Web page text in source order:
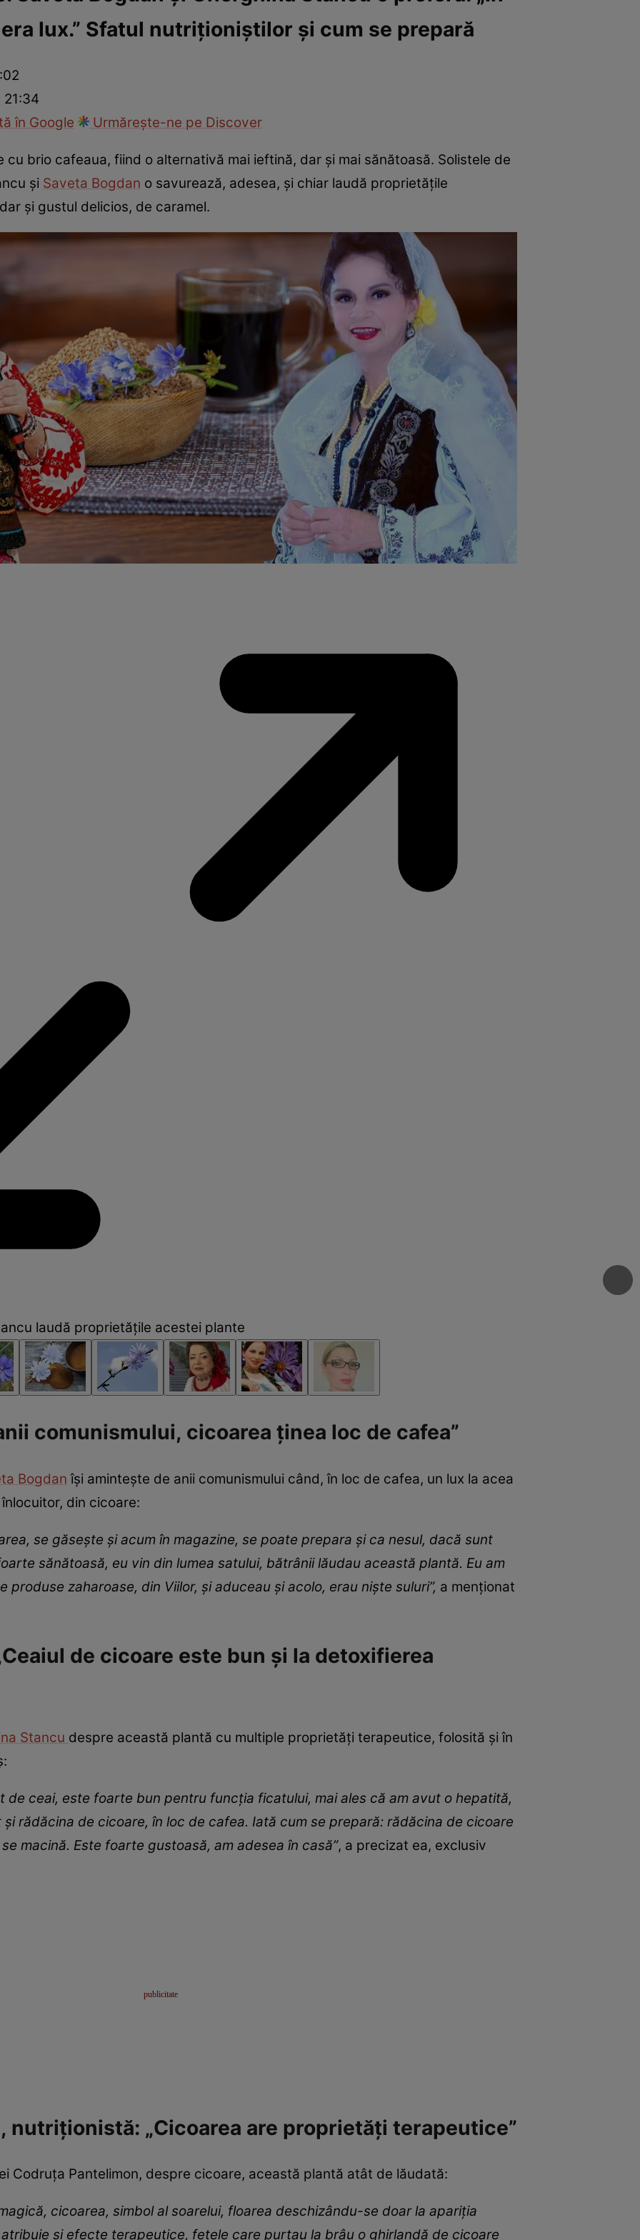
Paparazzii Click!
lux.” Sfatul nutriționiștilor și cum se prepară
21:34
în Google
Urmărește-ne pe Discover
cu brio cafeaua, fiind o alternativă mai ieftină, dar și mai sănătoasă. Solistele de
și Saveta Bogdan o savurează, adesea, și chiar laudă proprietățile
și gustul delicios, de caramel.
laudă proprietățile acestei plante
comunismului, cicoarea ținea loc de cafea”
Bogdan își amintește de anii comunismului când, în loc de cafea, un lux la acea
din cicoare:
se găsește și acum în magazine, se poate prepara și ca nesul, dacă sunt
sănătoasă, eu vin din lumea satului, bătrânii lăudau această plantă. Eu am
zaharoase, din Viilor, și aduceau și acolo, erau niște suluri”, a menționat
de cicoare este bun și la detoxifierea
Stancu despre această plantă cu multiple proprietăți terapeutice, folosită și în
de ceai, este foarte bun pentru funcția ficatului, mai ales că am avut o hepatită,
rădăcina de cicoare, în loc de cafea. Iată cum se prepară: rădăcina de cicoare
macină. Este foarte gustoasă, am adesea în casă”, a precizat ea, exclusiv
nutriționistă: „Cicoarea are proprietăți terapeutice”
Codruța Pantelimon, despre cicoare, această plantă atât de lăudată:
cicoarea, simbol al soarelui, floarea deschizându-se doar la apariția
și efecte terapeutice, fetele care purtau la brâu o ghirlandă de cicoare